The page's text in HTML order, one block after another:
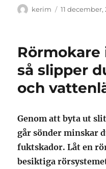
Författare
kerim
Publicerat
11 december,
Rörmokare
så slipper
och
Genom att byta ut
går sönder minskar
fuktskador. Låt en
besiktiga